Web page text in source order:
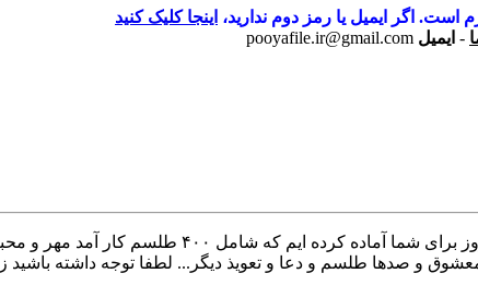
است. اگر ایمیل یا رمز دوم ندارید، اینجا کلیک کنید
- ایمیل pooyafile.ir@gmail.com
کتاب ۴۰۰ عملیات محبت کتاب ۴۰۰ عملیات محبت عنوان
طلسم و دعا و تعویذ دیگر... لطفا توجه داشته باشید